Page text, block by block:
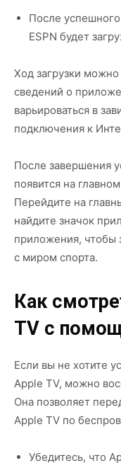
После
ESPN будет
Ход загрузки
сведений о
варьироваться в
подключения к
После завершения
появится на
Перейдите на
найдите значок
приложения, чтобы
с миром спорта.
Как
TV с
Если вы не хотите
Apple TV, можно
Она позволяет
Apple TV по
Убедитесь, что